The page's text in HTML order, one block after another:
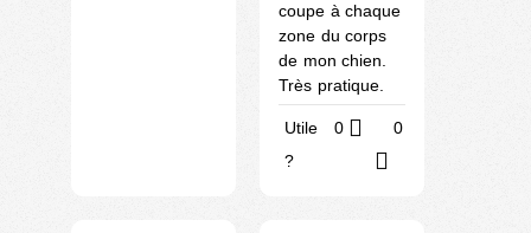
coupe à chaque
zone du corps
de mon chien.
Très pratique.
Utile
?
0 0